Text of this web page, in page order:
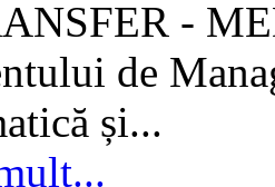
-
de
și...